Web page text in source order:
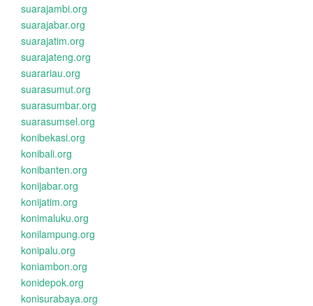
suarajambi.org
suarajabar.org
suarajatim.org
suarajateng.org
suarariau.org
suarasumut.org
suarasumbar.org
suarasumsel.org
konibekasi.org
konibali.org
konibanten.org
konijabar.org
konijatim.org
konimaluku.org
konilampung.org
konipalu.org
koniambon.org
konidepok.org
konisurabaya.org